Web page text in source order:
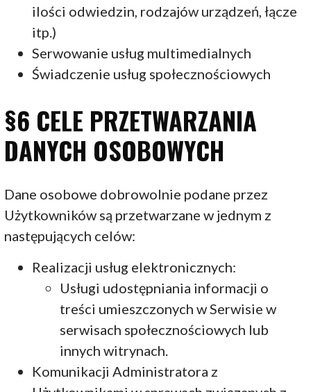
ilości odwiedzin, rodzajów urządzeń, łącze
itp.)
Serwowanie usług multimedialnych
Świadczenie usług społecznościowych
§6 CELE PRZETWARZANIA
DANYCH OSOBOWYCH
Dane osobowe dobrowolnie podane przez
Użytkowników są przetwarzane w jednym z
następujących celów:
Realizacji usług elektronicznych:
Usługi udostępniania informacji o
treści umieszczonych w Serwisie w
serwisach społecznościowych lub
innych witrynach.
Komunikacji Administratora z